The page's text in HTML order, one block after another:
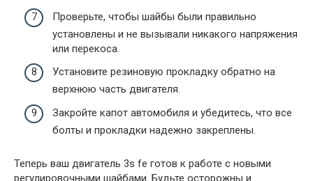
Проверьте, чтобы шайбы были правильно
установлены и не вызывали никакого напряжения
или перекоса.
Установите резиновую прокладку обратно на
верхнюю часть двигателя.
Закройте капот автомобиля и убедитесь, что все
болты и прокладки надежно закреплены.
Теперь ваш двигатель 3s fe готов к работе с новыми
регулировочными шайбами. Будьте осторожны и